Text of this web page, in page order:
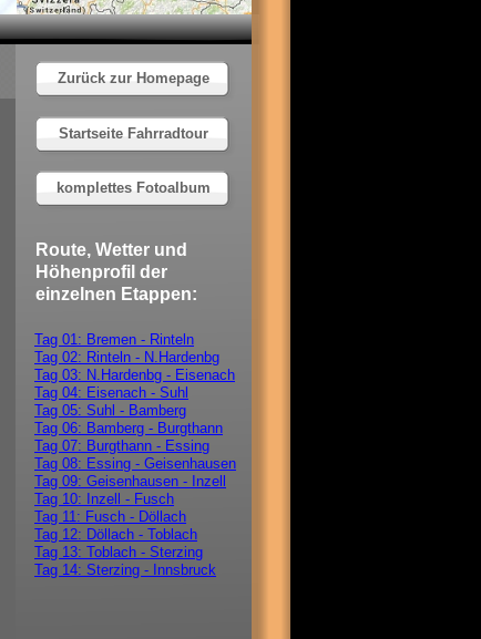
Tag 01: Bremen - Rinteln
Tag 02: Rinteln - N.Hardenbg
Tag 03: N.Hardenbg - Eisenach
Tag 04: Eisenach - Suhl
Tag 05: Suhl - Bamberg
Tag 06: Bamberg - Burgthann
Tag 07: Burgthann - Essing
Tag 08: Essing - Geisenhausen
Tag 09: Geisenhausen - Inzell
Tag 10: Inzell - Fusch
Tag 11: Fusch - Döllach
Tag 12: Döllach - Toblach
Tag 13: Toblach - Sterzing
Tag 14: Sterzing - Innsbruck
Route, Wetter und
Höhenprofil der
einzelnen Etappen:
Zurück zur Homepage
Startseite Fahrradtour
komplettes Fotoalbum